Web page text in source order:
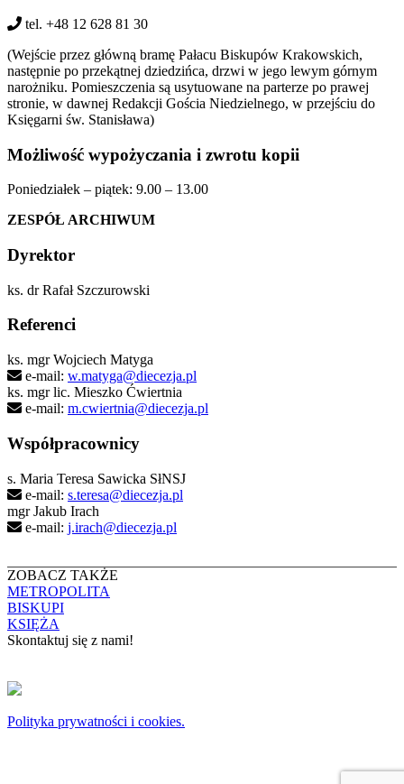
tel. +48 12 628 81 30
(Wejście przez główną bramę Pałacu Biskupów Krakowskich,
następnie po przekątnej dziedzińca, drzwi w jego lewym górnym
narożniku. Pomieszczenia są usytuowane na parterze po prawej
stronie, w dawnej Redakcji Gościa Niedzielnego, w przejściu do
Księgarni św. Stanisława)
Możliwość wypożyczania i zwrotu kopii
Poniedziałek – piątek: 9.00 – 13.00
ZESPÓŁ ARCHIWUM
Dyrektor
ks. dr Rafał Szczurowski
Referenci
ks. mgr Wojciech Matyga
e-mail: w.matyga@diecezja.pl
ks. mgr lic. Mieszko Ćwiertnia
e-mail: m.cwiertnia@diecezja.pl
Współpracownicy
s. Maria Teresa Sawicka SłNSJ
e-mail: s.teresa@diecezja.pl
mgr Jakub Irach
e-mail: j.irach@diecezja.pl
ZOBACZ TAKŻE
METROPOLITA
BISKUPI
KSIĘŻA
Skontaktuj się z nami!
Polityka prywatności i cookies.
lub jej sprzedaż, bez uprzedniej, zgody Archidiecezji Krakowskiej są zabronione i stanowią